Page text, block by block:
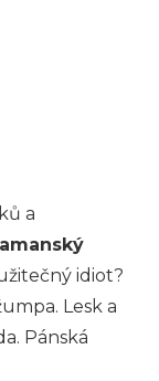
a
idiot?
Lesk a
Pánská